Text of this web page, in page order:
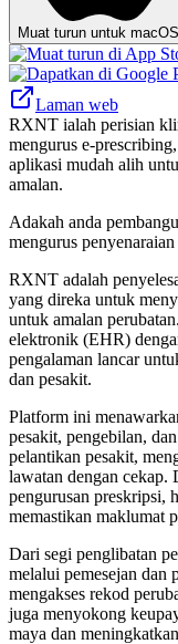
Muat turun untuk macOS
Laman web
RXNT ialah perisian
mengurus
aplikasi mudah alih
amalan.
Adakah anda
mengurus
RXNT adalah
yang direka untuk
untuk amalan
elektronik (EHR)
pengalaman lancar
dan pesakit.
Platform ini
pesakit, pengebilan,
pelantikan pesakit,
lawatan dengan
pengurusan preskripsi,
memastikan maklumat
Dari segi penglibatan
melalui pemesejan dan
mengakses rekod
juga menyokong
maya dan